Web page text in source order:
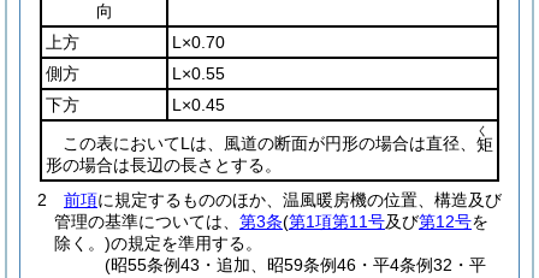
向
上方
L×0.70
側方
L×0.55
下方
L×0.45
この表においてLは、風道の断面が円形の場合は直径、 矩
く
形の場合は長辺の長さとする。
2
前項に規定するもののほか、温風暖房機の位置、構造及び
管理の基準については、 第3条(第1項第11号及び第12号を
除く。)の規定を準用する。
(昭55条例43・追加、昭59条例46・平4条例32・平